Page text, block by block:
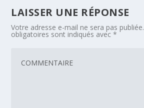
LAISSER UNE RÉPONSE
Votre adresse e-mail ne sera pas publiée.
obligatoires sont indiqués avec*